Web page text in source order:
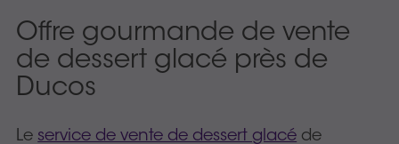
Offre gourmande de vente
de dessert glacé près de
Ducos
Le service de vente de dessert glacé de